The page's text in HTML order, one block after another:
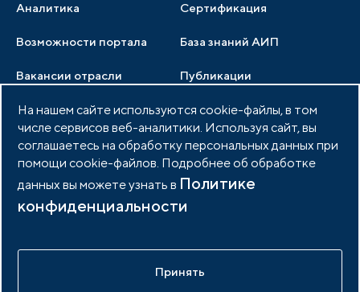
Аналитика Сертификация
Возможности портала
База знаний АИП
Вакансии отрасли Публикации
Медиатека Тендеры
Члены ассоциации
Услуги ассоциации
Документы АИП
Партнеры ассоциации
Фото и видео
Членство в АИП Войти в личный кабинет
idem.agency
На нашем сайте используются cookie-файлы, в том
числе сервисов веб-аналитики. Используя сайт, вы
соглашаетесь на обработку персональных данных при
помощи cookie-файлов. Подробнее об обработке
данных вы можете узнать в Политике
конфиденциальности
Принять